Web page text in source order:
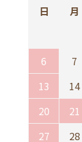
日 月
6
7
13
14
20
21
27
28